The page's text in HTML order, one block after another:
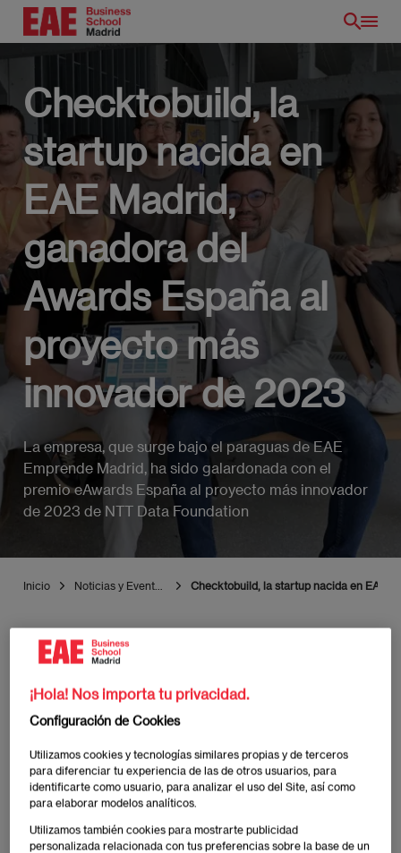
Pasar
ES
Checktobuild, la
startup nacida en
EAE Madrid,
ganadora del
Awards España al
proyecto más
innovador de 2023
La empresa, que surge bajo el paraguas de EAE
Emprende Madrid, ha sido galardonada con el
premio eAwards España al proyecto más innovador
de 2023 de NTT Data Foundation
Inicio Checktobuild, la startup nacida en EAE
Publicado: 24/10/2023|Actualizado:
Checktobuild, con su herramienta C2B Platform, ha
recibido elpremio eAwards España al proyecto más
innovador de 2023 que otorga NTT Data
servicio de EAE Emprende Madrid, ha sido premiada
¡Hola! Nos importa tu privacidad.
Configuración de Cookies
Utilizamos cookies y tecnologías similares propias y de terceros
para diferenciar tu experiencia de las de otros usuarios, para
identificarte como usuario, para analizar el uso del Site, así como
para elaborar modelos analíticos.
Utilizamos también cookies para mostrarte publicidad
personalizada relacionada con tus preferencias sobre la base de un